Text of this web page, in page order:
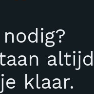
altijd
klaar.